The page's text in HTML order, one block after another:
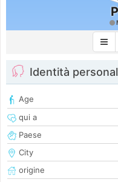
Identità
Age
qui a
Paese
City
origine